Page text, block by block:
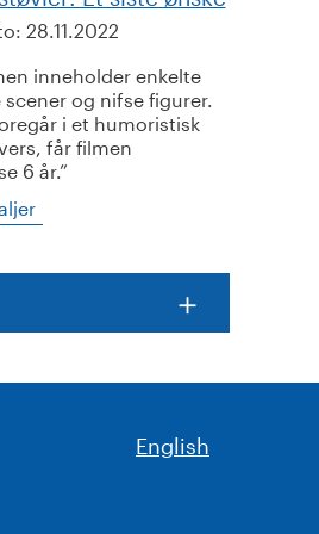
28.11.2022
inneholder enkelte
og nifse figurer.
i et humoristisk
får filmen
6 år.
English